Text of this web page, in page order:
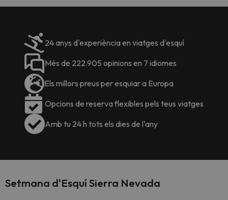
24 anys d'experiència en viatges d'esquí
Més de 222.905 opinions en 7 idiomes
Els millors preus per esquiar a Europa
Opcions de reserva flexibles pels teus viatges
Amb tu 24 h tots els dies de l'any
Setmana d'Esquí Sierra Nevada